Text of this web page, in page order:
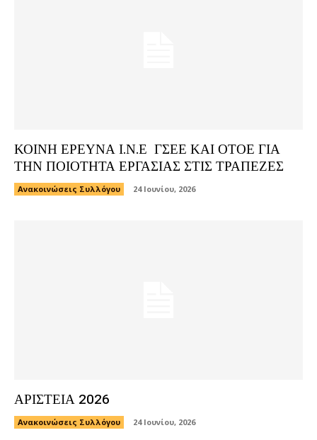
ΚΟΙΝΗ ΕΡΕΥΝΑ Ι.Ν.Ε ΓΣΕΕ ΚΑΙ ΟΤΟΕ ΓΙΑ
ΤΗΝ ΠΟΙΟΤΗΤΑ ΕΡΓΑΣΙΑΣ ΣΤΙΣ ΤΡΑΠΕΖΕΣ
Ανακοινώσεις Συλλόγου 24 Ιουνίου, 2026
ΑΡΙΣΤΕΙΑ 2026
Ανακοινώσεις Συλλόγου 24 Ιουνίου, 2026